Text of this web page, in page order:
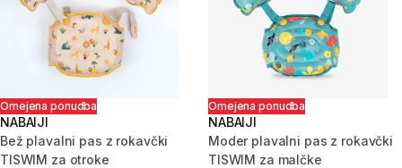
Omejena ponudba
NABAIJI
Bež plavalni pas z rokavčki
TISWIM za otroke
Omejena ponudba
NABAIJI
Moder plavalni pas z rokavčki
TISWIM za malčke